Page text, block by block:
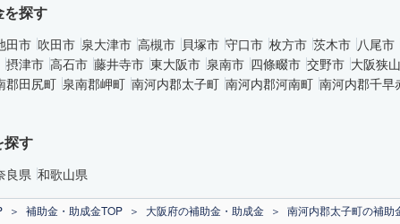
を探す
田市 吹田市 泉大津市 高槻市 貝塚市 守口市 枚方市 茨木市 八尾市
摂津市 高石市 藤井寺市 東大阪市 泉南市 四條畷市 交野市 大阪狭
郡田尻町 泉南郡岬町 南河内郡太子町 南河内郡河南町 南河内郡千早
探す
良県 和歌山県
補助金・助成金TOP 大阪府の補助金・助成金 南河内郡太子町の補助